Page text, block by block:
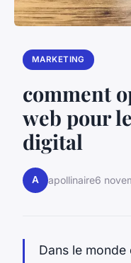
MARKETING
comment
web pour
digital
A apollinaire6
Dans le